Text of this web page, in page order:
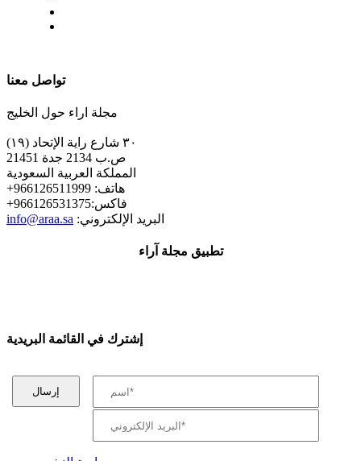
تواصل معنا
مجلة اراء حول الخليج
٣٠ شارع راية الإتحاد (١٩)
ص.ب 2134 جدة 21451
المملكة العربية السعودية
+هاتف: 966126511999
+فاكس:966126531375
info@araa.sa :البريد الإلكتروني
تطبيق مجلة آراء
إشترك في القائمة البريدية